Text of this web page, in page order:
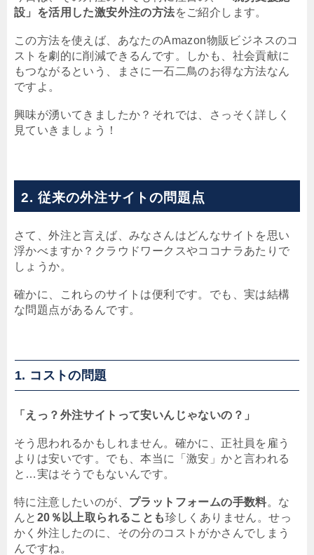
設」を活用した激安外注の方法をご紹介します。
この方法を使えば、あなたのAmazon物販ビジネスのコ
ストを劇的に削減できるんです。しかも、社会貢献に
もつながるという、まさに一石二鳥のお得な方法なん
ですよ。
興味が湧いてきましたか？それでは、さっそく詳しく
見ていきましょう！
2. 従来の外注サイトの問題点
さて、外注と言えば、みなさんはどんなサイトを思い
浮かべますか？クラウドワークスやココナラあたりで
しょうか。
確かに、これらのサイトは便利です。でも、実は結構
な問題点があるんです。
1. コストの問題
「えっ？外注サイトって安いんじゃないの？」
そう思われるかもしれません。確かに、正社員を雇う
よりは安いです。でも、本当に「激安」かと言われる
と…実はそうでもないんです。
特に注意したいのが、 プラットフォームの手数料。な
んと 20％以上取られることも珍しくありません。せっ
かく外注したのに、その分のコストがかさんでしまう
んですね。